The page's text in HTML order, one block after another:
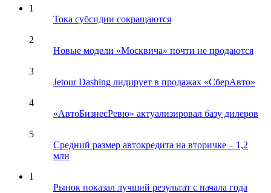
1
Тока субсидии сокращаются
2
Новые модели «Москвича» почти не продаются
3
Jetour Dashing лидирует в продажах «СберАвто»
4
«АвтоБизнесРевю» актуализировал базу дилеров
5
Средний размер автокредита на вторичке – 1,2
млн
1
Рынок показал лучший результат с начала года